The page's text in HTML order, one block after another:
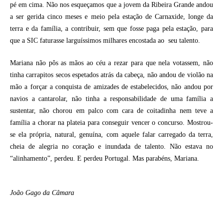
pé em cima. Não nos esqueçamos que a jovem da Ribeira Grande andou
a ser gerida cinco meses e meio pela estação de Carnaxide, longe da
terra e da família, a contribuir, sem que fosse paga pela estação, para
que a SIC faturasse larguíssimos milhares encostada ao seu talento.
Mariana não pôs as mãos ao céu a rezar para que nela votassem, não
tinha carrapitos secos espetados atrás da cabeça, não andou de violão na
mão a forçar a conquista de amizades de estabelecidos, não andou por
navios a cantarolar, não tinha a responsabilidade de uma família a
sustentar, não chorou em palco com cara de coitadinha nem teve a
família a chorar na plateia para conseguir vencer o concurso. Mostrou-
se ela própria, natural, genuína, com aquele falar carregado da terra,
cheia de alegria no coração e inundada de talento. Não estava no
“alinhamento”, perdeu. E perdeu Portugal. Mas parabéns, Mariana.
João Gago da Câmara